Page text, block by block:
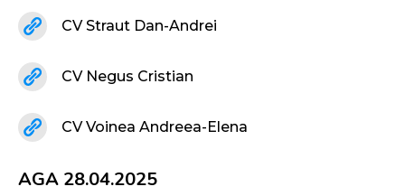
CV Straut Dan-Andrei
CV Negus Cristian
CV Voinea Andreea-Elena
AGA 28.04.2025